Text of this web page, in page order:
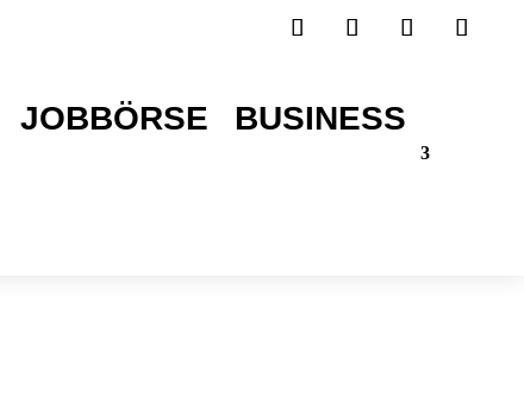
JOBBÖRSE BUSINESS